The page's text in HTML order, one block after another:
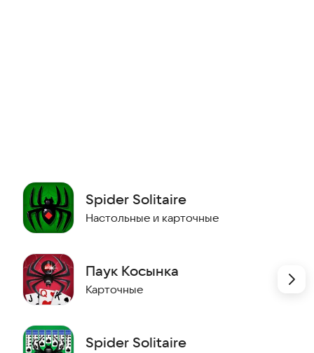
в игре реализованы специальные функции, такие
испытания». Эти элементы делают геймплей
например «Спасите рыбу», «Ресторан быстрого
Участие в этих мероприятиях добавляет свежести в
награды.
различных задач. Выполняя ежедневные
и зарабатываете сказочные медали. Чем больше
получите.
Spider Solitaire
Настольные и карточные
Паук Косынка
Карточные
Spider Solitaire